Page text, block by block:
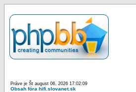
Práve je Št august 06, 2026 17:02:09
Obsah fóra hifi.slovanet.sk